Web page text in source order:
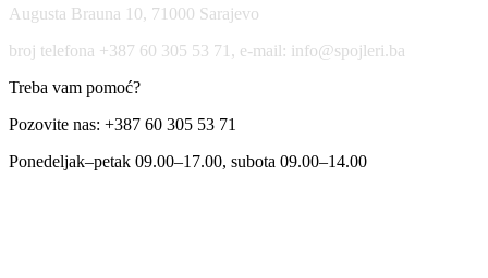
Augusta Brauna 10, 71000 Sarajevo
broj telefona +387 60 305 53 71, e-mail: info@spojleri.ba
Treba vam pomoć?
Pozovite nas: +387 60 305 53 71
Ponedeljak–petak 09.00–17.00, subota 09.00–14.00